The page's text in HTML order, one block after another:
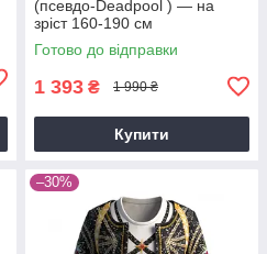
(псевдо-Deadpool ) — на
зріст 160-190 см
Готово до відправки
1 393 ₴ 1 990 ₴
Купити
–30%